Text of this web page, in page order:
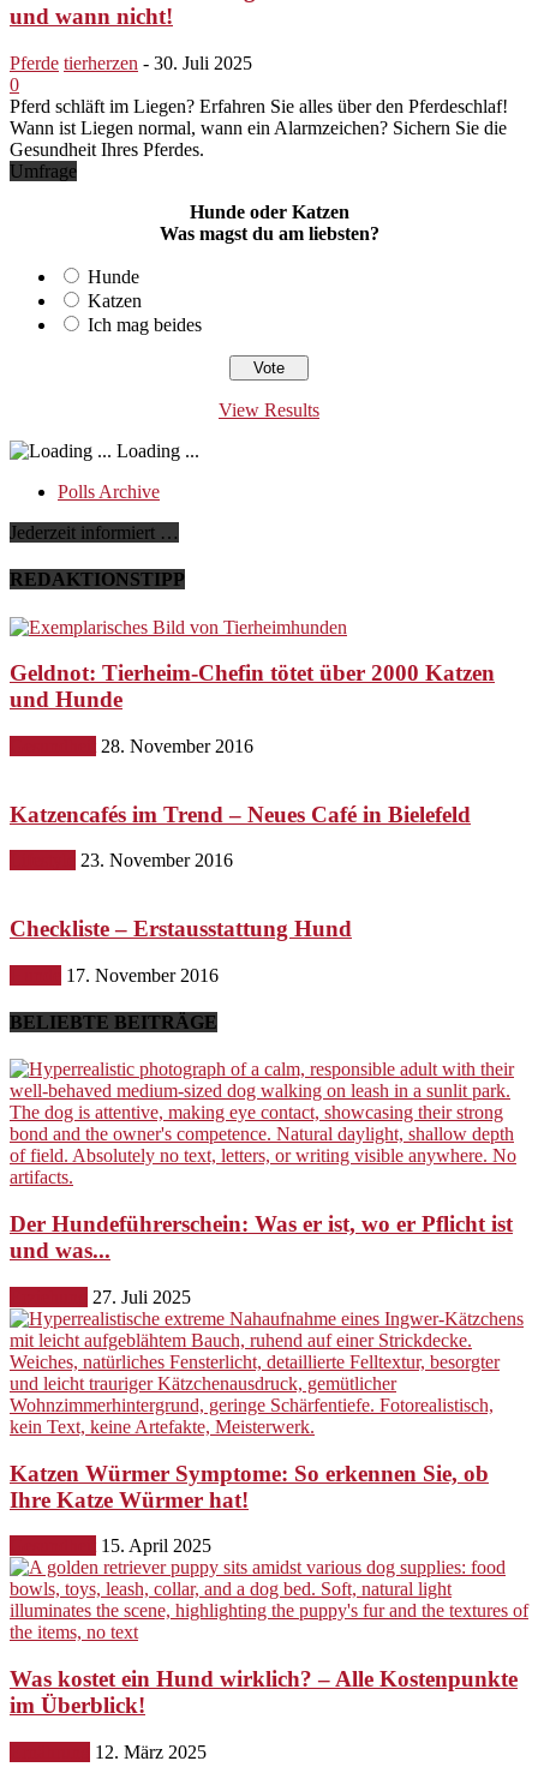
und wann nicht!
Pferde tierherzen - 30. Juli 2025
0
Pferd schläft im Liegen? Erfahren Sie alles über den Pferdeschlaf!
Wann ist Liegen normal, wann ein Alarmzeichen? Sichern Sie die
Gesundheit Ihres Pferdes.
Umfrage
Hunde oder Katzen
Was magst du am liebsten?
Hunde
Katzen
Ich mag beides
View Results
Loading ...
Polls Archive
Jederzeit informiert …
REDAKTIONSTIPP
Geldnot: Tierheim-Chefin tötet über 2000 Katzen
und Hunde
28. November 2016
Katzencafés im Trend – Neues Café in Bielefeld
23. November 2016
Checkliste – Erstausstattung Hund
17. November 2016
BELIEBTE BEITRÄGE
Der Hundeführerschein: Was er ist, wo er Pflicht ist
und was...
27. Juli 2025
Katzen Würmer Symptome: So erkennen Sie, ob
Ihre Katze Würmer hat!
15. April 2025
Was kostet ein Hund wirklich? – Alle Kostenpunkte
im Überblick!
12. März 2025